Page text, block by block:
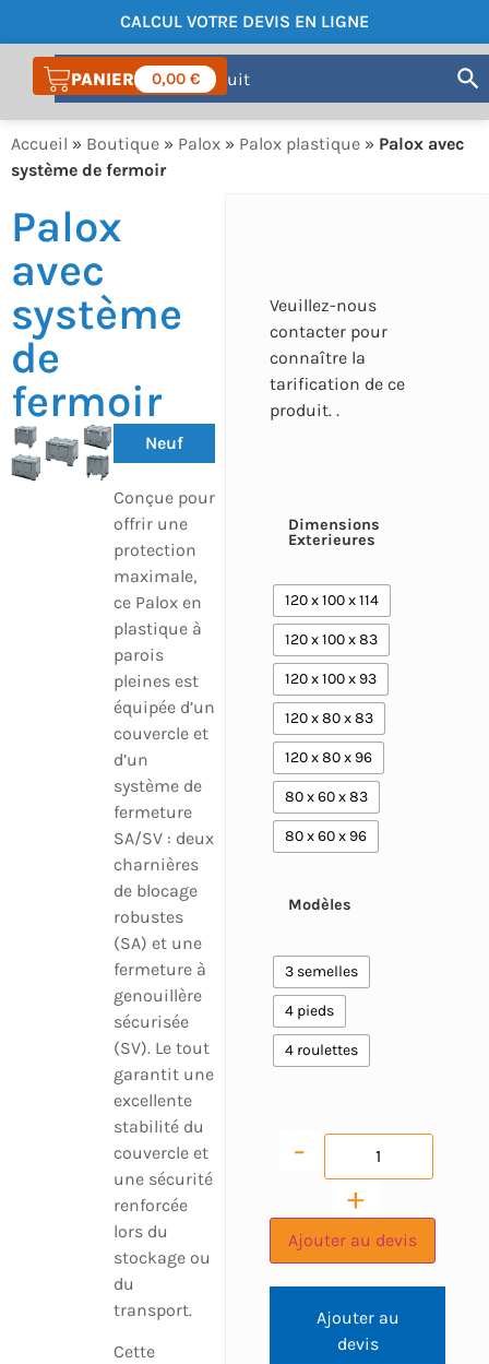
CALCUL VOTRE DEVIS EN LIGNE
COMPTE 0,00 €
Accueil » Boutique » Palox » Palox plastique » Palox avec
système de fermoir
Palox
avec
système
de
fermoir
Neuf
Conçue pour
offrir une
protection
maximale,
ce Palox en
plastique à
parois
pleines est
équipée d’un
couvercle et
d’un
système de
fermeture
SA/SV : deux
charnières
de blocage
robustes
(SA) et une
fermeture à
genouillère
sécurisée
(SV). Le tout
garantit une
excellente
stabilité du
couvercle et
une sécurité
renforcée
lors du
stockage ou
du
transport.
Cette
Veuillez-nous
contacter pour
connaître la
tarification de ce
produit. .
Dimensions
Exterieures
120 x 100 x 114
120 x 100 x 83
120 x 100 x 93
120 x 80 x 83
120 x 80 x 96
80 x 60 x 83
80 x 60 x 96
Modèles
3 semelles
4 pieds
4 roulettes
-
+
Ajouter au devis
Ajouter au
devis